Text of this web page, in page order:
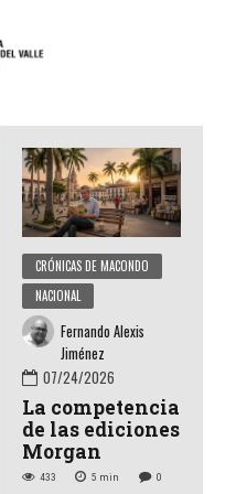
CRÓNICAS DE MACONDO
NACIONAL
Fernando Alexis
Jiménez
07/24/2026
La competencia
de las ediciones
Morgan
433 5 min 0